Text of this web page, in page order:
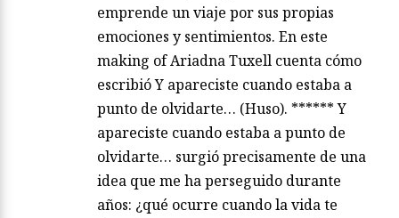
emprende un viaje por sus propias
emociones y sentimientos. En este
making of Ariadna Tuxell cuenta cómo
escribió Y apareciste cuando estaba a
punto de olvidarte… (Huso). ****** Y
apareciste cuando estaba a punto de
olvidarte… surgió precisamente de una
idea que me ha perseguido durante
años: ¿qué ocurre cuando la vida te